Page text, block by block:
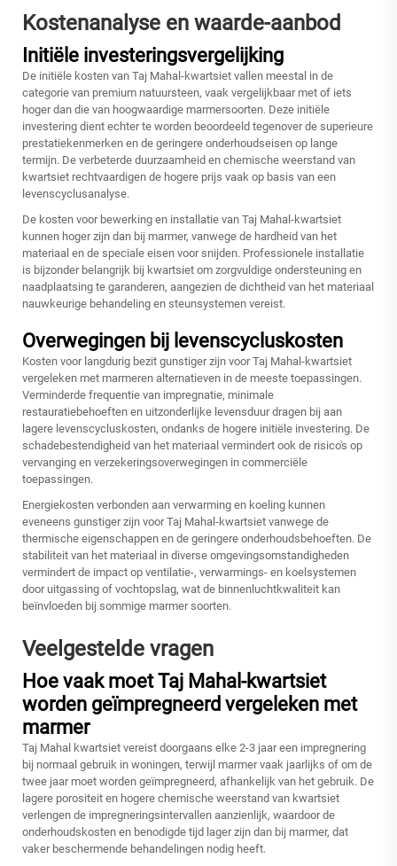
Kostenanalyse en waarde-aanbod
Initiële investeringsvergelijking
De initiële kosten van Taj Mahal-kwartsiet vallen meestal in de
categorie van premium natuursteen, vaak vergelijkbaar met of iets
hoger dan die van hoogwaardige marmersoorten. Deze initiële
investering dient echter te worden beoordeeld tegenover de superieure
prestatiekenmerken en de geringere onderhoudseisen op lange
termijn. De verbeterde duurzaamheid en chemische weerstand van
kwartsiet rechtvaardigen de hogere prijs vaak op basis van een
levenscyclusanalyse.
De kosten voor bewerking en installatie van Taj Mahal-kwartsiet
kunnen hoger zijn dan bij marmer, vanwege de hardheid van het
materiaal en de speciale eisen voor snijden. Professionele installatie
is bijzonder belangrijk bij kwartsiet om zorgvuldige ondersteuning en
naadplaatsing te garanderen, aangezien de dichtheid van het materiaal
nauwkeurige behandeling en steunsystemen vereist.
Overwegingen bij levenscycluskosten
Kosten voor langdurig bezit gunstiger zijn voor Taj Mahal-kwartsiet
vergeleken met marmeren alternatieven in de meeste toepassingen.
Verminderde frequentie van impregnatie, minimale
restauratiebehoeften en uitzonderlijke levensduur dragen bij aan
lagere levenscycluskosten, ondanks de hogere initiële investering. De
schadebestendigheid van het materiaal vermindert ook de risico's op
vervanging en verzekeringsoverwegingen in commerciële
toepassingen.
Energiekosten verbonden aan verwarming en koeling kunnen
eveneens gunstiger zijn voor Taj Mahal-kwartsiet vanwege de
thermische eigenschappen en de geringere onderhoudsbehoeften. De
stabiliteit van het materiaal in diverse omgevingsomstandigheden
vermindert de impact op ventilatie-, verwarmings- en koelsystemen
door uitgassing of vochtopslag, wat de binnenluchtkwaliteit kan
beïnvloeden bij sommige marmer soorten.
Veelgestelde vragen
Hoe vaak moet Taj Mahal-kwartsiet
worden geïmpregneerd vergeleken met
marmer
Taj Mahal kwartsiet vereist doorgaans elke 2-3 jaar een impregnering
bij normaal gebruik in woningen, terwijl marmer vaak jaarlijks of om de
twee jaar moet worden geïmpregneerd, afhankelijk van het gebruik. De
lagere porositeit en hogere chemische weerstand van kwartsiet
verlengen de impregneringsintervallen aanzienlijk, waardoor de
onderhoudskosten en benodigde tijd lager zijn dan bij marmer, dat
vaker beschermende behandelingen nodig heeft.